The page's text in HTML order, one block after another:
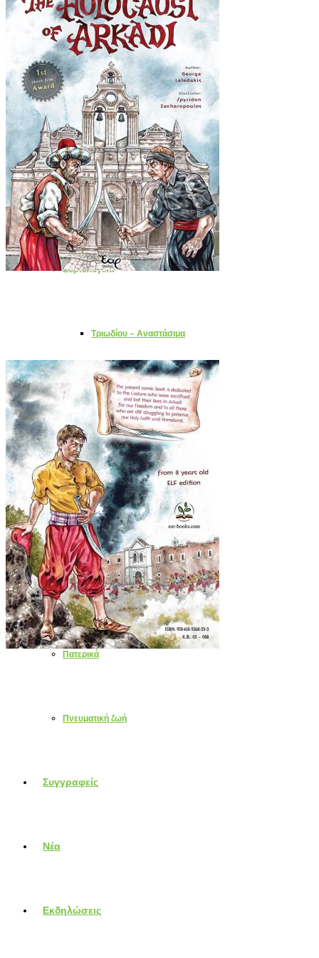
Σειρά «Οι φίλοι μας οι άγιοι»
Διηγήματα – Αληθινές Ιστορίες
Εθνικά – Ιστορικά
Εκπαιδευτικά
Εορτολογικά
Τριωδίου – Αναστάσιμα
Χριστουγεννιάτικα
Επίκαιρα
Επιτραπέζια παιχνίδια
Οικογενειακά
Πατερικά
Πνευματική ζωή
Συγγραφείς
Νέα
Εκδηλώσεις